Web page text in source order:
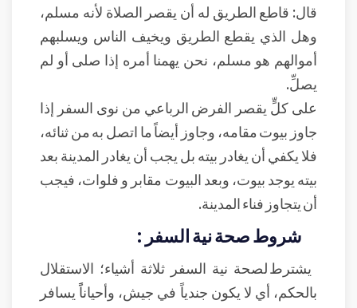
قال: قاطع الطريق له أن يقصر الصلاة لأنه مسلم،
وهل الذي يقطع الطريق ويخيف الناس ويسلبهم
أموالهم هو مسلم، نحن يهمنا أمره إذا صلى أو لم
يصلِّ.
على كلٍّ يقصر الفرض الرباعي من نوى السفر إذا
جاوز بيوت مقامه، وجاوز أيضاً ما اتصل به من ثنائه،
فلا يكفي أن يغادر بيته بل يجب أن يغادر المدينة بعد
بيته يوجد بيوت، وبعد البيوت مقابر و فلوات، فيجب
أن يتجاوز فناء المدينة.
شروط صحة نية السفر :
يشترط لصحة نية السفر ثلاثة أشياء؛ الاستقلال
بالحكم، أي لا يكون جندياً في جيش، وأحياناًً يسافر